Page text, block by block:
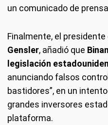
un comunicado de
Finalmente, el presidente
Gensler, añadió que
legislación
anunciando falsos
bastidores”, en un
grandes inversores
plataforma.